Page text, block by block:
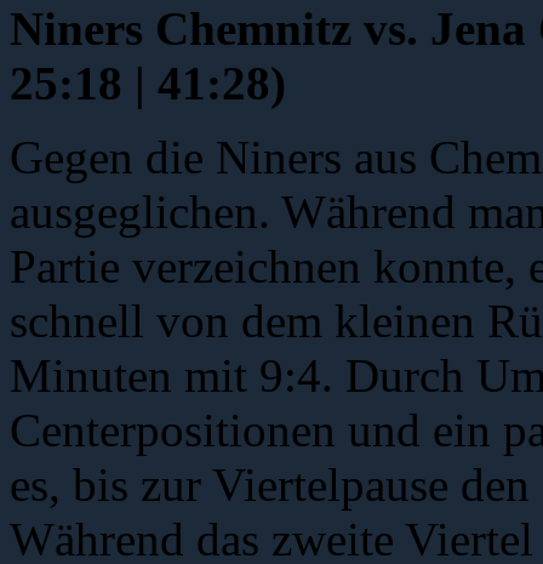
Niners Chemnitz vs.
25:18 | 41:28)
Gegen die Niners aus
ausgeglichen. Während
Partie verzeichnen konnte,
schnell von dem kleinen
Minuten mit 9:4. Durch
Centerpositionen und ein
es, bis zur Viertelpause
Während das zweite